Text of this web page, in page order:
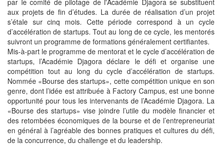
par le comité de pilotage de l'Académie Djagora se substituent
aux projets de fin d’études. La durée de réalisation d’un projet
s’étale sur cinq mois. Cette période correspond à un cycle
d’accélération de startups. Tout au long de ce cycle, les mentorés
suivront un programme de formations généralement certifiantes.
Mis-à-part le programme de mentorat et le cycle d’accélération de
startups, l’Académie Djagora déclare le défi et organise une
compétition tout au long du cycle d’accélération de startups.
Nommée «Bourse des startups», cette compétition unique en son
genre, dont l’idée est attribuée à Factory Campus, est une bonne
opportunité pour tous les intervenants de l’Académie Djagora. La
«Bourse des startups» vise joindre l’utile du modèle financier et
des retombées économiques de la bourse et de l’entrepreneuriat
en général à l’agréable des bonnes pratiques et cultures du défi,
de la concurrence, du challenge et du leadership.